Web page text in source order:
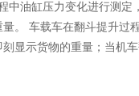
中油缸压力变化进行测定
。 车载车在翻斗提升过
显示货物的重量；当机